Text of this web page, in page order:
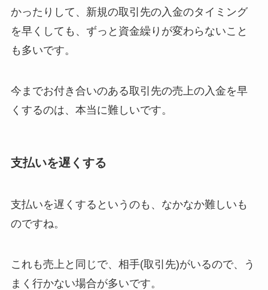
かったりして、新規の取引先の入金のタイミング
を早くしても、ずっと資金繰りが変わらないこと
も多いです。
今までお付き合いのある取引先の売上の入金を早
くするのは、本当に難しいです。
支払いを遅くする
支払いを遅くするというのも、なかなか難しいも
のですね。
これも売上と同じで、相手(取引先)がいるので、う
まく行かない場合が多いです。